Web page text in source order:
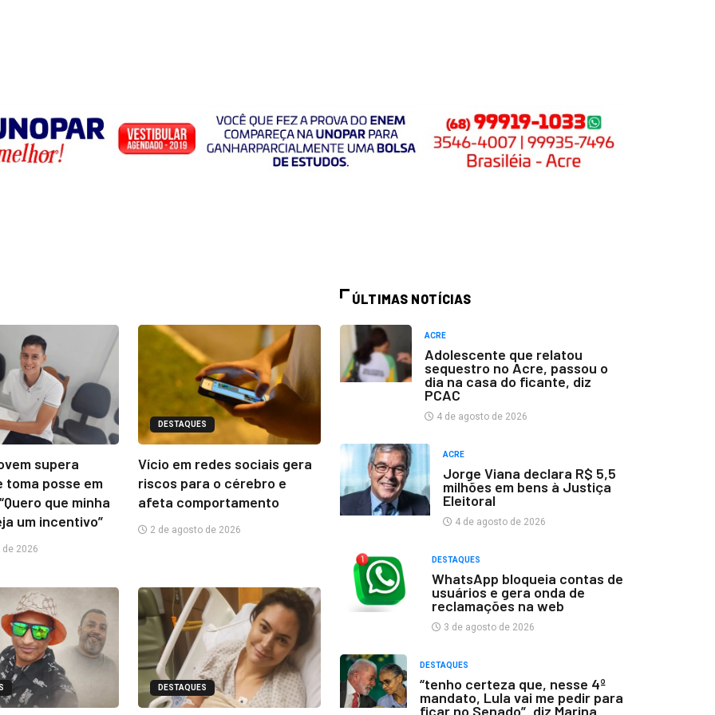
supera
toma posse em
que minha
um incentivo”
2026
DESTAQUES
Vício em redes sociais gera
riscos para o cérebro e
afeta comportamento
2 de agosto de 2026
DESTAQUES
ÚLTIMAS NOTÍCIAS
ACRE
Adolescente que relatou
sequestro no Acre, passou o
dia na casa do ficante, diz
PCAC
4 de agosto de 2026
ACRE
Jorge Viana declara R$ 5,5
milhões em bens à Justiça
Eleitoral
4 de agosto de 2026
DESTAQUES
WhatsApp bloqueia contas de
usuários e gera onda de
reclamações na web
3 de agosto de 2026
DESTAQUES
“tenho certeza que, nesse 4º
mandato, Lula vai me pedir para
ficar no Senado”, diz Marina